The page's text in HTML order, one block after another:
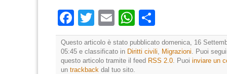
Facebook
TwitterEmailWhatsApp
Questo articolo è stato pubblicato domenica, 16
05:45 e classificato in Diritti civili Migrazioni . Puoi
questo articolo tramite il feed RSS 2.0 . Puoi inviare un
un trackback dal tuo sito.